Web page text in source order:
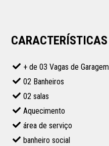
CARACTERÍSTICAS
+ de 03 Vagas de Garagem
02 Banheiros
02 salas
Aquecimento
área de serviço
banheiro social